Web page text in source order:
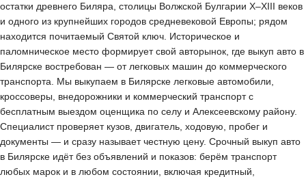
остатки древнего Биляра, столицы Волжской Булгарии X–XIII веков
и одного из крупнейших городов средневековой Европы; рядом
находится почитаемый Святой ключ. Историческое и
паломническое место формирует свой авторынок, где выкуп авто в
Билярске востребован — от легковых машин до коммерческого
транспорта. Мы выкупаем в Билярске легковые автомобили,
кроссоверы, внедорожники и коммерческий транспорт с
бесплатным выездом оценщика по селу и Алексеевскому району.
Специалист проверяет кузов, двигатель, ходовую, пробег и
документы — и сразу называет честную цену. Срочный выкуп авто
в Билярске идёт без объявлений и показов: берём транспорт
любых марок и в любом состоянии, включая кредитный,